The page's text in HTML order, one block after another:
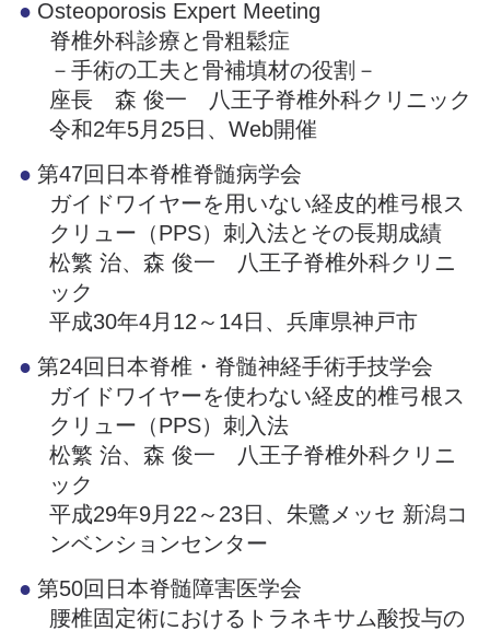
Osteoporosis Expert Meeting
脊椎外科診療と骨粗鬆症
－手術の工夫と骨補填材の役割－
座長 森 俊一 八王子脊椎外科クリニック
令和2年5月25日、Web開催
第47回日本脊椎脊髄病学会
ガイドワイヤーを用いない経皮的椎弓根ス
クリュー（PPS）刺入法とその長期成績
松繁 治、森 俊一 八王子脊椎外科クリニ
ック
平成30年4月12～14日、兵庫県神戸市
第24回日本脊椎・脊髄神経手術手技学会
ガイドワイヤーを使わない経皮的椎弓根ス
クリュー（PPS）刺入法
松繁 治、森 俊一 八王子脊椎外科クリニ
ック
平成29年9月22～23日、朱鷺メッセ 新潟コ
ンベンションセンター
第50回日本脊髄障害医学会
腰椎固定術におけるトラネキサム酸投与の